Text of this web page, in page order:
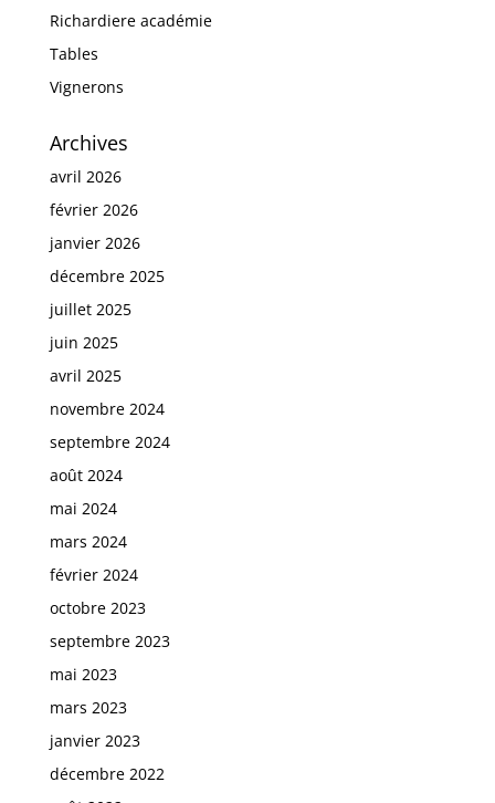
Richardiere académie
Tables
Vignerons
Archives
avril 2026
février 2026
janvier 2026
décembre 2025
juillet 2025
juin 2025
avril 2025
novembre 2024
septembre 2024
août 2024
mai 2024
mars 2024
février 2024
octobre 2023
septembre 2023
mai 2023
mars 2023
janvier 2023
décembre 2022